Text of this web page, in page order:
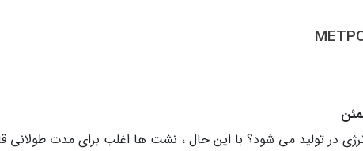
در تولید می شود؟ با این حال ، نشت ها اغلب برای مدت طولانی